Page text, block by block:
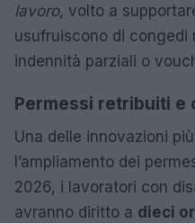
lavoro, volto a
usufruiscono di
indennità parziali o
Permessi retribuiti e
Una delle innovazioni
l’ampliamento dei
2026, i lavoratori con
avranno diritto a dieci